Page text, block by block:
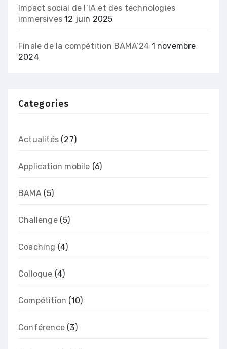
Impact social de l’IA et des technologies
immersives 12 juin 2025
Finale de la compétition BAMA’24 1 novembre
2024
Categories
Actualités (27)
Application mobile (6)
BAMA(5)
Challenge(5)
Coaching (4)
Colloque (4)
Compétition (10)
Conférence (3)